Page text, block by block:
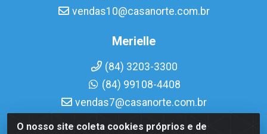
O nosso site coleta cookies próprios e de
vendas10@casanorte.com.br
Merielle
(84) 3203-3300
(84) 99108-4408
vendas7@casanorte.com.br